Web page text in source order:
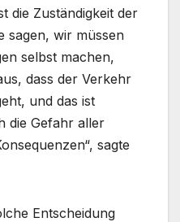
die Zuständigkeit der
sagen, wir müssen
selbst machen,
dass der Verkehr
und das ist
die Gefahr aller
sagte
Entscheidung